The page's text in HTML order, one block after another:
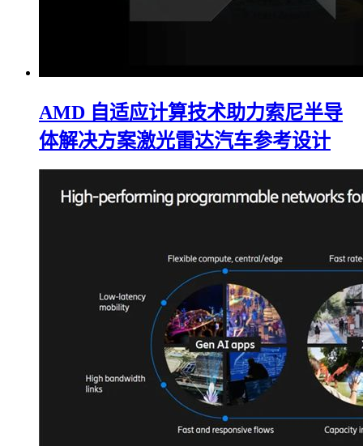
AMD 自适应计算技术助力索尼半导
体解决方案激光雷达汽车参考设计